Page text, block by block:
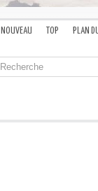
NOUVEAU TOP PLAN